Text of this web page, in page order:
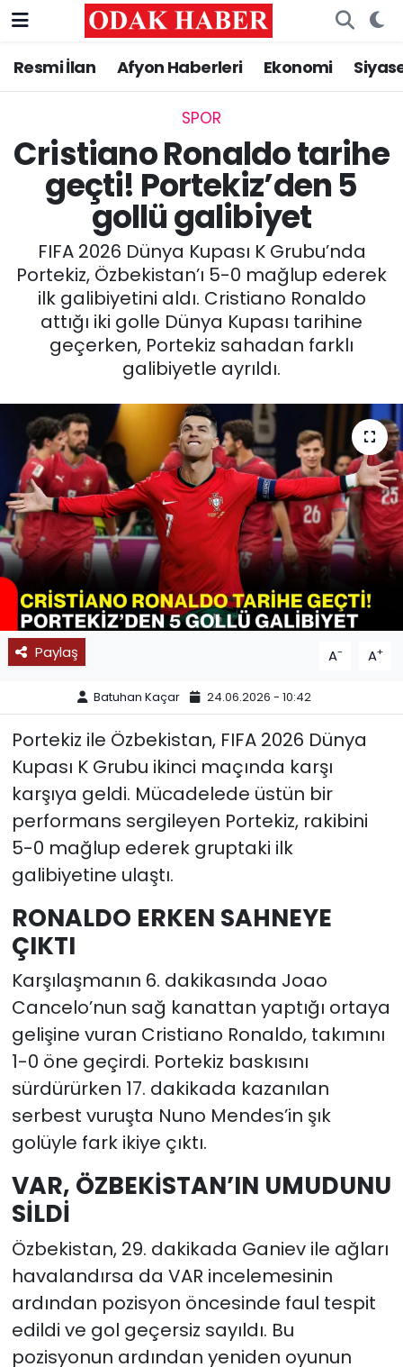
Resmi İlan Afyon Haberleri Ekonomi
SPOR
Cristiano Ronaldo tarihe
geçti! Portekiz’den 5
gollü galibiyet
FIFA 2026 Dünya Kupası K Grubu’nda
Portekiz, Özbekistan’ı 5-0 mağlup ederek
ilk galibiyetini aldı. Cristiano Ronaldo
attığı iki golle Dünya Kupası tarihine
geçerken, Portekiz sahadan farklı
galibiyetle ayrıldı.
Paylaş A- A+
Batuhan Kaçar 24.06.2026 - 10:42
Portekiz ile Özbekistan, FIFA 2026 Dünya
Kupası K Grubu ikinci maçında karşı
karşıya geldi. Mücadelede üstün bir
performans sergileyen Portekiz, rakibini
5-0 mağlup ederek gruptaki ilk
galibiyetine ulaştı.
RONALDO ERKEN SAHNEYE
ÇIKTI
Karşılaşmanın 6. dakikasında Joao
Cancelo’nun sağ kanattan yaptığı ortaya
gelişine vuran Cristiano Ronaldo, takımını
1-0 öne geçirdi. Portekiz baskısını
sürdürürken 17. dakikada kazanılan
serbest vuruşta Nuno Mendes’in şık
golüyle fark ikiye çıktı.
VAR, ÖZBEKİSTAN’IN UMUDUNU
SİLDİ
Özbekistan, 29. dakikada Ganiev ile ağları
havalandırsa da VAR incelemesinin
ardından pozisyon öncesinde faul tespit
edildi ve gol geçersiz sayıldı. Bu
pozisyonun ardından yeniden oyunun
AFYONKARAHİSAR HABERLERİ
ASAYİŞ
GÜNCEL
SİYASET
EĞİTİM
MAGAZİN
SPOR
11:11 MANŞET
Nöbetçi Eczaneler
Trafik Durumu
Süper Lig Puan Durumu ve Fikstür
Tüm Manşetler
Son Dakika Haberleri
Haber Arşivi